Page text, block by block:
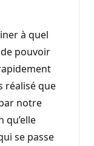
à quel
pouvoir
réalisé que
notre
qu’elle
se passe